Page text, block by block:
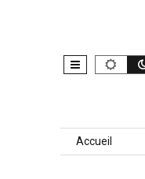
Skip to content
Accueil